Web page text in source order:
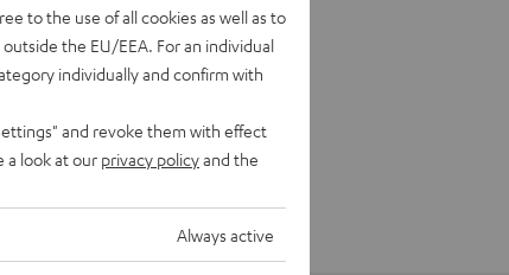
to the use of all cookies as well as to
the EU/EEA. For an individual
individually and confirm with
and revoke them with effect
a look at our privacy policyand the
Always active